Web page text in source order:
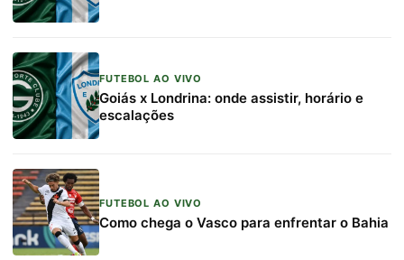
FUTEBOL AO VIVO
Goiás x Londrina: onde assistir, horário e
escalações
FUTEBOL AO VIVO
Como chega o Vasco para enfrentar o Bahia